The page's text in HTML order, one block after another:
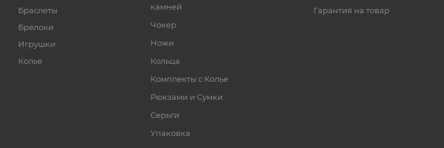
Браслеты
Брелоки
Игрушки
Колье
камней
Чокер
Ножи
Кольца
Комплекты с Колье
Рюкзами и Сумки
Серьги
Упаковка
Гарантия на товар